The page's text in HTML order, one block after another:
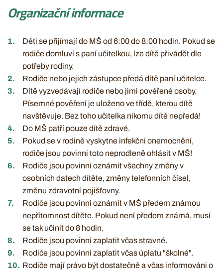
Organizační informace
Děti se přijímají do MŠ od 6:00 do 8:00 hodin. Pokud se
rodiče domluví s paní učitelkou, lze dítě přivádět dle
potřeby rodiny.
Rodiče nebo jejich zástupce předá dítě paní učitelce.
Dítě vyzvedávají rodiče nebo jimi pověřené osoby.
Písemné pověření je uloženo ve třídě, kterou dítě
navštěvuje. Bez toho učitelka nikomu dítě nepředá!
Do MŠ patří pouze dítě zdravé.
Pokud se v rodině vyskytne infekční onemocnění,
rodiče jsou povinni toto neprodleně ohlásit v MŠ!
Rodiče jsou povinni oznámit všechny změny v
osobních datech dítěte, změny telefonních čísel,
změnu zdravotní pojišťovny.
Rodiče jsou povinni oznámit v MŠ předem známou
nepřítomnost dítěte. Pokud není předem známá, musí
se tak učinit do 8 hodin.
Rodiče jsou povinni zaplatit včas stravné.
Rodiče jsou povinni zaplatit včas úplatu "školné".
Rodiče mají právo být dostatečně a včas informováni o